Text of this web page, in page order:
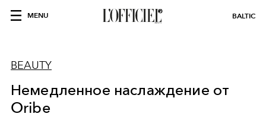
MENU BALTIC
BEAUTY
Немедленное наслаждение от
Oribe